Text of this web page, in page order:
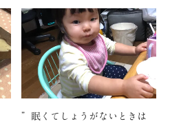
”眠くてしょうがないときは